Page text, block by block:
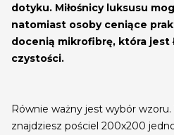
dotyku. Miłośnicy luksusu
natomiast osoby ceniące
docenią mikrofibrę, która jest
czystości.
Równie ważny jest wybór
znajdziesz pościel 200x200